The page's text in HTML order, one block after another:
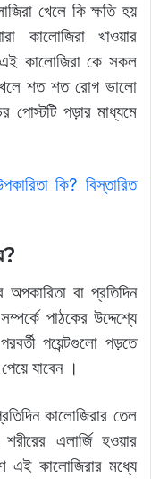
খেলে কি ক্ষতি হয়
কালোজিরা খাওয়ার
কালোজিরা কে সকল
শত শত রোগ ভালো
পোস্টটি পড়ার মাধ্যমে
কি? বিস্তারিত
বা প্রতিদিন
পাঠকের উদ্দেশ্যে
পয়েন্টগুলো পড়তে
যাবেন ।
কালোজিরার তেল
এলার্জি হওয়ার
এই কালোজিরার মধ্যে